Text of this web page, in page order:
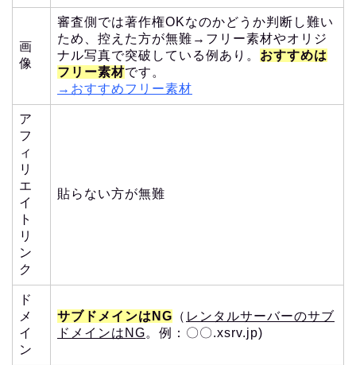
画
像
審査側では著作権OKなのかどうか判断し難い
ため、控えた方が無難→フリー素材やオリジ
ナル写真で突破している例あり。 おすすめは
フリー素材です。
→おすすめフリー素材
ア
フ
ィ
リ
エ
イ
ト
リ
ン
ク
貼らない方が無難
ド
メ
イ
ン
サブドメインはNG （ レンタルサーバーのサブ
ドメインはNG。例：〇〇.xsrv.jp)